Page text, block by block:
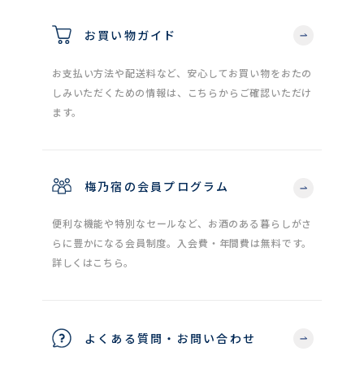
お買い物ガイド
お支払い方法や配送料など、安心してお買い物をおたの
しみいただくための情報は、こちらからご確認いただけ
ます。
梅乃宿の会員プログラム
便利な機能や特別なセールなど、お酒のある暮らしがさ
らに豊かになる会員制度。入会費・年間費は無料です。
詳しくはこちら。
よくある質問・お問い合わせ